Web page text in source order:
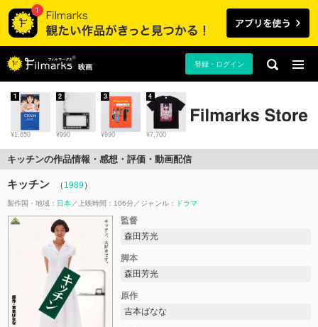
映画 登録・ログイン
¥1,650
1
¥990
2
¥990
3
¥7,700
4
キッチンの作品情報・感想・評価・動画配信
キッチン （ 1989）
製作国・地域： 日本 上映時間：106分 ジャンル： ドラマ
監督
森田芳光
脚本
森田芳光
原作
吉本ばなな